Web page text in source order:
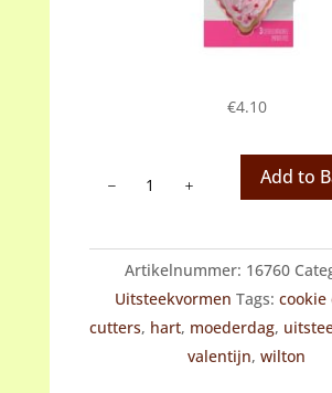
€4.10
set
Valentijn
aantal
Add to
Artikelnummer: 16760
Uitsteekvormen Tags:
cutters, hart, moederdag,
valentijn,wilton